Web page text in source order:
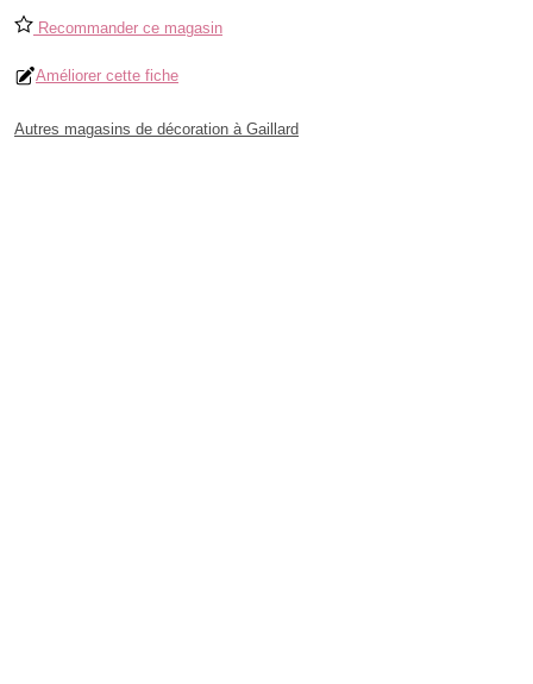
Recommander ce magasin
Améliorer cette fiche
Autres magasins de décoration à Gaillard